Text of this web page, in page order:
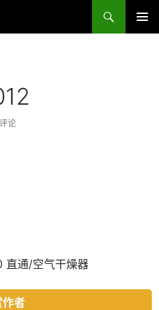
论
直通/空气干燥器
作者